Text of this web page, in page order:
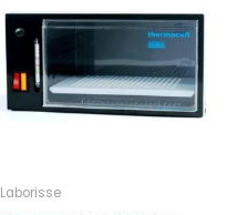
Laborisse